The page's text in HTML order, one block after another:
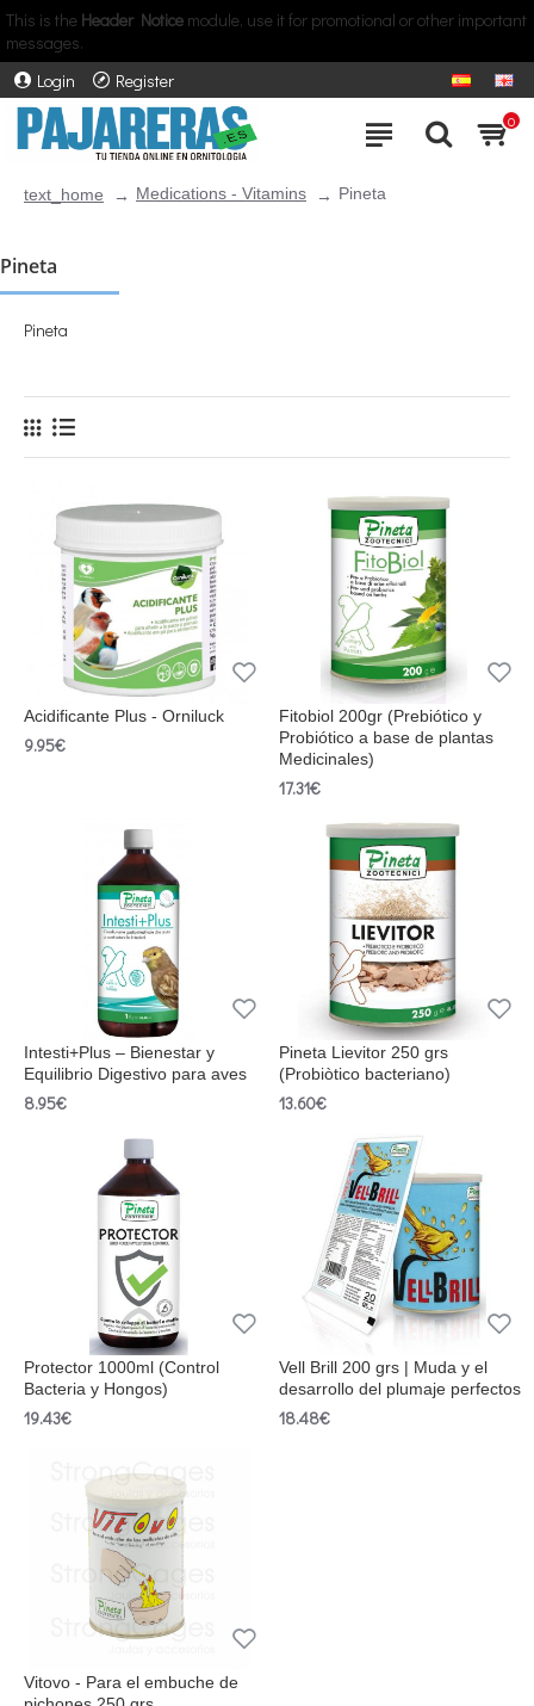
This is the Header Notice module, use it for promotional or other important
messages.
Login
Register
0
text_home Medications - Vitamins Pineta
Pineta
Pineta
Acidificante Plus - Orniluck
9.95€
Fitobiol 200gr (Prebiótico y
Probiótico a base de plantas
Medicinales)
17.31€
Intesti+Plus – Bienestar y
Equilibrio Digestivo para aves
8.95€
Pineta Lievitor 250 grs
(Probiòtico bacteriano)
13.60€
Protector 1000ml (Control
Bacteria y Hongos)
19.43€
Vell Brill 200 grs | Muda y el
desarrollo del plumaje perfectos
18.48€
Vitovo - Para el embuche de